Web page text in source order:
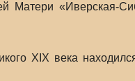
Матери «Иверская-
XIX века